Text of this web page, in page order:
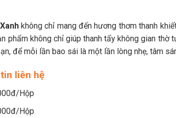
không chỉ mang đến hương thơm thanh
phẩm không chỉ giúp thanh tẩy không gian
để mỗi lần bao sái là một lần lòng nhẹ, tâm
liên hệ
Hộp
Hộp